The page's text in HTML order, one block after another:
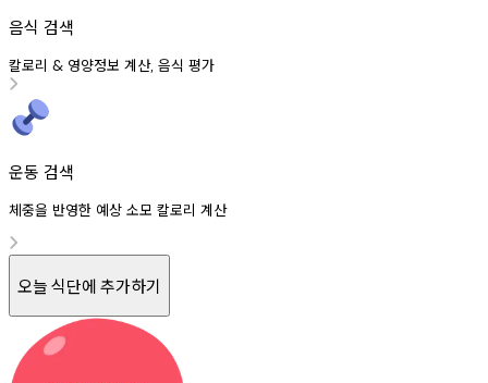
음식 검색
칼로리 & 영양정보 계산, 음식 평가
운동 검색
체중을 반영한 예상 소모 칼로리 계산
오늘 식단에 추가하기